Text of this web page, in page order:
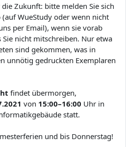
Zukunft: bitte melden Sie sich
WueStudy oder wenn nicht
per Email), wenn sie vorab
Sie nicht mitschreiben. Nur etwa
sind gekommen, was in
unnötig gedruckten Exemplaren
findet übermorgen,
von 15:00–16:00 Uhr in
statt.
und bis Donnerstag!